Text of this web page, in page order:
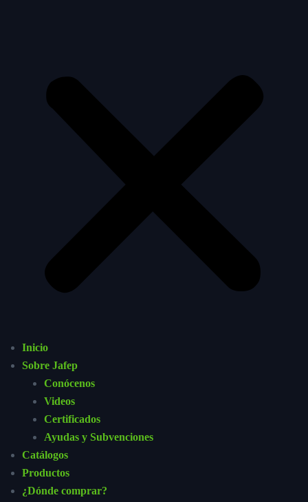
Inicio
Sobre Jafep
Conócenos
Videos
Certificados
Ayudas y Subvenciones
Catálogos
Productos
¿Dónde comprar?